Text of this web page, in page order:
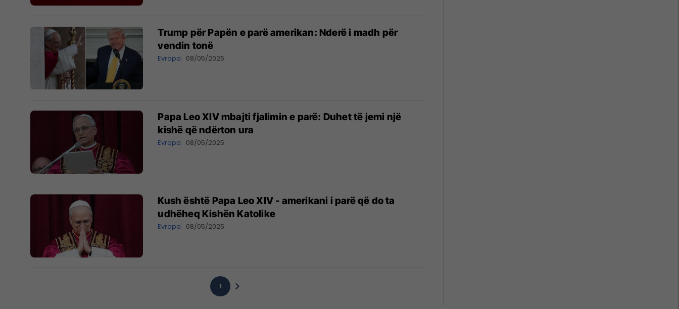
Trump për Papën e parë amerikan: Nderë i madh për
vendin tonë
Evropa 08/05/2025
Papa Leo XIV mbajti fjalimin e parë: Duhet të jemi një
kishë që ndërton ura
Evropa 08/05/2025
Kush është Papa Leo XIV - amerikani i parë që do ta
udhëheq Kishën Katolike
Evropa 08/05/2025
1